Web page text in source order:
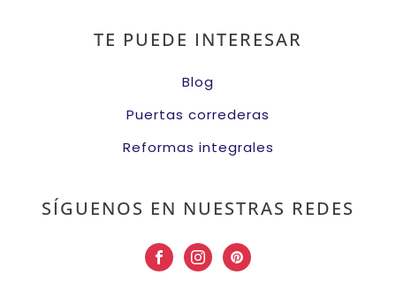
TE PUEDE INTERESAR
Blog
Puertas correderas
Reformas integrales
SÍGUENOS EN NUESTRAS REDES